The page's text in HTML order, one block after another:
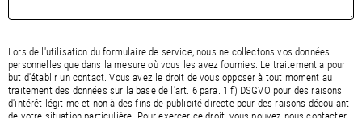
Lors de l'utilisation du formulaire de service, nous ne collectons vos données
personnelles que dans la mesure où vous les avez fournies. Le traitement a pour
but d'établir un contact. Vous avez le droit de vous opposer à tout moment au
traitement des données sur la base de l'art. 6 para. 1 f) DSGVO pour des raisons
d'intérêt légitime et non à des fins de publicité directe pour des raisons découlant